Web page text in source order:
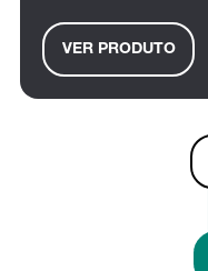
VER PRODUTO